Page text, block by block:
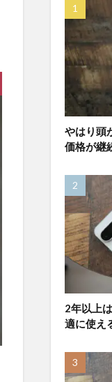
やはり頭
価格が継
2年以上
適に使え